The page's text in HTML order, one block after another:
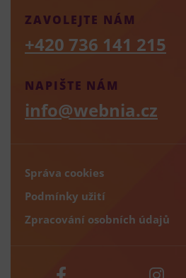
NAPIŠTE NÁM
info@webnia.cz
ZAVOLEJTE NÁM
+420 736 141 215
Správa cookies
Podmínky užití
Zpracování osobních údajů